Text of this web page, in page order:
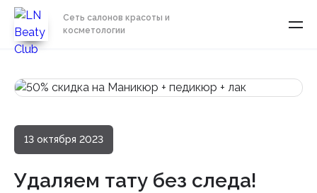
Сеть салонов красоты и
косметологии
13 октября 2023
Удаляем тату без следа!